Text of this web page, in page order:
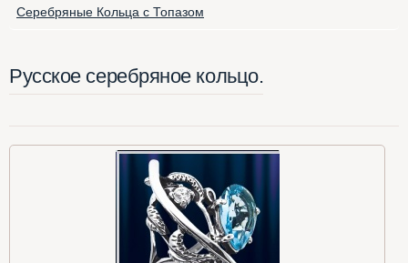
Серебряные Кольца с Топазом
Русское серебряное кольцо.